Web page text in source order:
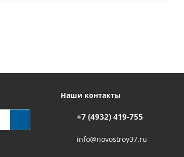
Наши контакты
+7 (4932) 419-755
info@novostroy37.ru